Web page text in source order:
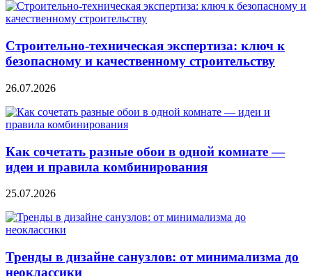
Строительно‑техническая экспертиза: ключ к
безопасному и качественному строительству
26.07.2026
Как сочетать разные обои в одной комнате —
идеи и правила комбинирования
25.07.2026
Тренды в дизайне санузлов: от минимализма до
неоклассики